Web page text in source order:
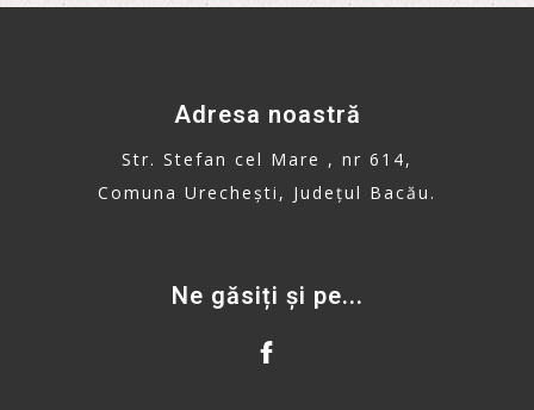
Adresa noastră
Str. Stefan cel Mare , nr 614,
Comuna Urechești, Județul Bacău.
Ne găsiți și pe...